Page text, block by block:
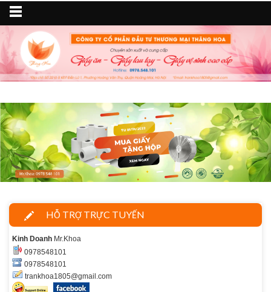
HỖ TRỢ TRỰC TUYẾN
Kinh Doanh Mr.Khoa
0978548101
0978548101
trankhoa1805@gmail.com